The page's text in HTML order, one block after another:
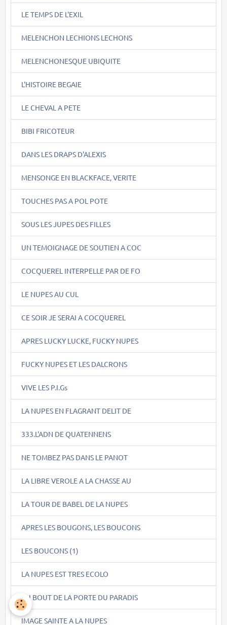
LE TEMPS DE L'EXIL
MELENCHON LECHIONS LECHONS
MELENCHONESQUE UBIQUITE
L'HISTOIRE BEGAIE
LE CHEVAL A PETE
BIBI FRICOTEUR
DANS LES DRAPS D'ALEXIS
MENSONGE EN BLACKFACE, VERITE
TOUCHES PAS A POL POTE
SOUS LES JUPES DES FILLES
UN TEMOIGNAGE DE SOUTIEN A COC
COCQUEREL INTERPELLE PAR DE FO
LE NUPES AU CUL
CE SOIR JE SERAI A COCQUEREL
APRES LUCKY LUCKE, FUCKY NUPES
FUCKY NUPES ET LES DALCRONS
VIVE LES P.I.Gs
LA NUPES EN FLAGRANT DELIT DE
333.L'ADN DE QUATENNENS
NE TOMBEZ PAS DANS LE PANOT
LA LIBRE VEROLE A LA CHASSE AU
LA TOUR DE BABEL DE LA NUPES
APRES LES BOUGONS, LES BOUCONS
LES BOUCONS (1)
LA NUPES EST TRES ECOLO
AU BOUT DE LA PORTE DU PARADIS
IMAGE SAINTE A LA NUPES